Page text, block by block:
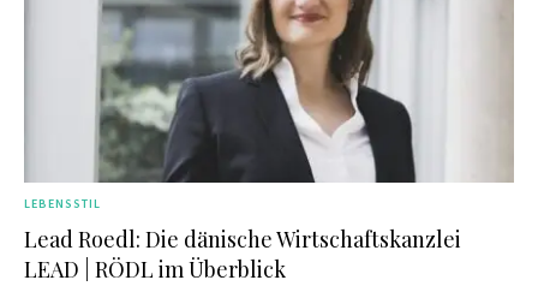
LEBENSSTIL
Lead Roedl: Die dänische Wirtschaftskanzlei
LEAD | RÖDL im Überblick